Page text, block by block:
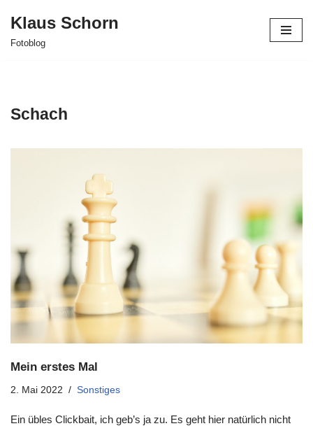
Zum
Klaus Schorn
Fotoblog
Schach
Mein erstes Mal
2. Mai 2022 Sonstiges
Ein übles Clickbait, ich geb’s ja zu. Es geht hier natürlich nicht